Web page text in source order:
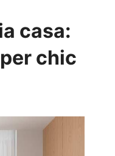
casa:
chic